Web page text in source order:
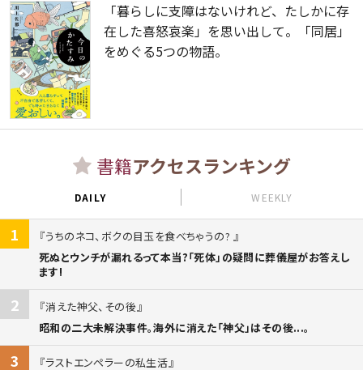
「暮らしに支障はないけれど、たしかに存
在した喜怒哀楽」を思い出して。「同居」
をめぐる5つの物語。
書籍アクセスランキング
DAILY WEEKLY
1
うちのネコ、ボクの目玉を食べちゃうの?
死ぬとウンチが漏れるって本当?「死体」の疑問に葬儀屋がお答えし
ます!
2
消えた神父、その後
昭和の二大未解決事件。海外に消えた「神父」はその後...。
3
ラストエンペラーの私生活